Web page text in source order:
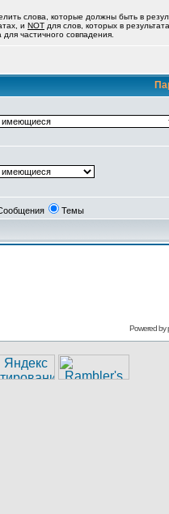
слова, которые должны быть в
и NOT для слов, которых в
частичного совпадения.
Темы
Powered by